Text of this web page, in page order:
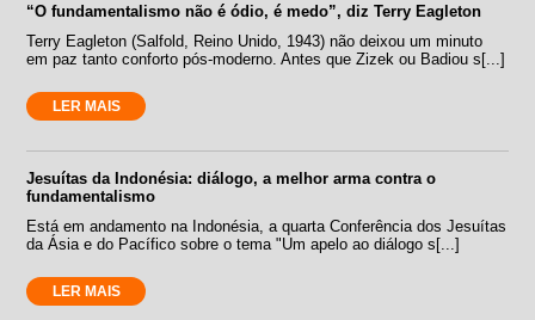
“O fundamentalismo não é ódio, é medo”, diz Terry Eagleton
Terry Eagleton (Salfold, Reino Unido, 1943) não deixou um minuto
em paz tanto conforto pós-moderno. Antes que Zizek ou Badiou s[...]
LER MAIS
Jesuítas da Indonésia: diálogo, a melhor arma contra o
fundamentalismo
Está em andamento na Indonésia, a quarta Conferência dos Jesuítas
da Ásia e do Pacífico sobre o tema "Um apelo ao diálogo s[...]
LER MAIS